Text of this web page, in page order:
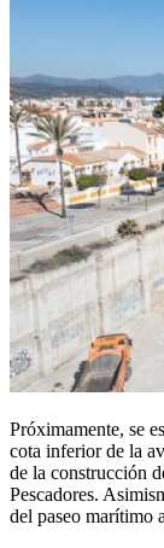
Próximamente, se
cota inferior de la
de la construcción
Pescadores.
del paseo marítimo